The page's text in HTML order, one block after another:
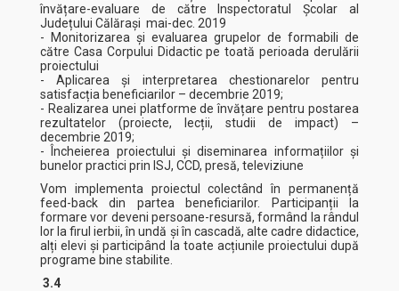
învățare-evaluare de către Inspectoratul Școlar al
Județului Călărași mai-dec. 2019
- Monitorizarea și evaluarea grupelor de formabili de
către Casa Corpului Didactic pe toată perioada derulării
proiectului
- Aplicarea și interpretarea chestionarelor pentru
satisfacția beneficiarilor – decembrie 2019;
- Realizarea unei platforme de învățare pentru postarea
rezultatelor (proiecte, lecții, studii de impact) –
decembrie 2019;
- Încheierea proiectului și diseminarea informațiilor și
bunelor practici prin ISJ, CCD, presă, televiziune
Vom implementa proiectul colectând în permanență
feed-back din partea beneficiarilor. Participanții la
formare vor deveni persoane-resursă, formând la rândul
lor la firul ierbii, în undă și în cascadă, alte cadre didactice,
alți elevi și participând la toate acțiunile proiectului după
programe bine stabilite.
3.4